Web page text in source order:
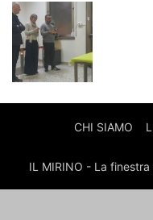
CHI SIAMO
IL MIRINO - La